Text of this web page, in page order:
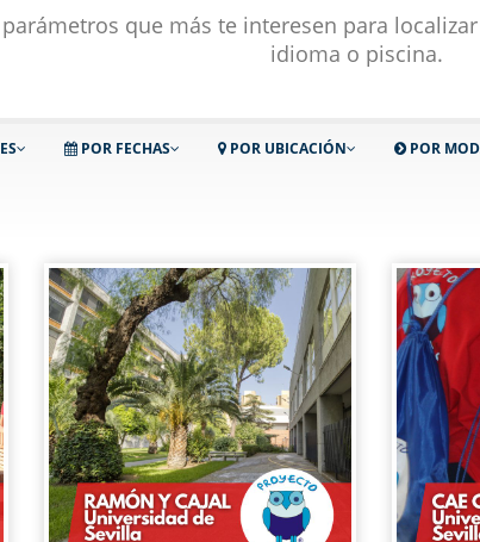
que más te interesen para
idioma o piscina.
POR FECHAS POR UBICACIÓN POR